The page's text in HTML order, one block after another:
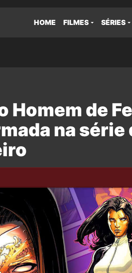
HOME FILMES SÉRIES
Homem de
na série